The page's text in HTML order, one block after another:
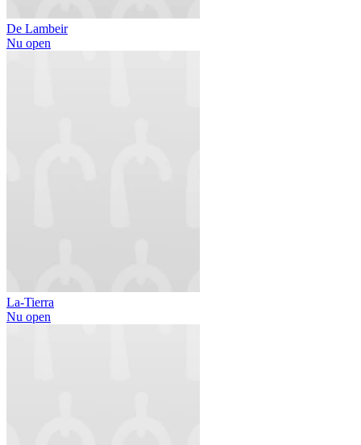
De Lambeir
Nu open
La-Tierra
Nu open